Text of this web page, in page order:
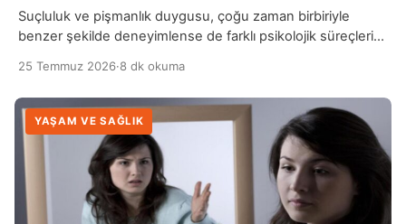
Suçluluk ve pişmanlık duygusu, çoğu zaman birbiriyle
benzer şekilde deneyimlense de farklı psikolojik süreçleri
25 Temmuz 2026·8 dk okuma
YAŞAM VE SAĞLIK